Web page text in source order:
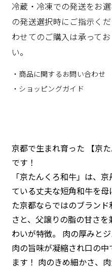
冷蔵・冷凍での発送をお
の発送選択時にご指示く
わせてのご購入は承って
い。
・商品に関するお問い合わせ
・ショッピングガイド
京都で生まれ育った 【京
です！
「京たんくろ和牛」は、
ている丈夫な短角和牛を母
た京都ならではのブランド
さと、父譲りの脂の甘さ
わいが特徴。 肉の厚みと
肉の旨味が凝縮され口の
ます！ 肉のきめ細かさ、